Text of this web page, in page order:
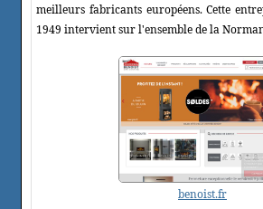
meilleurs fabricants européens. Cette
1949 intervient sur l'ensemble de la
benoist.fr